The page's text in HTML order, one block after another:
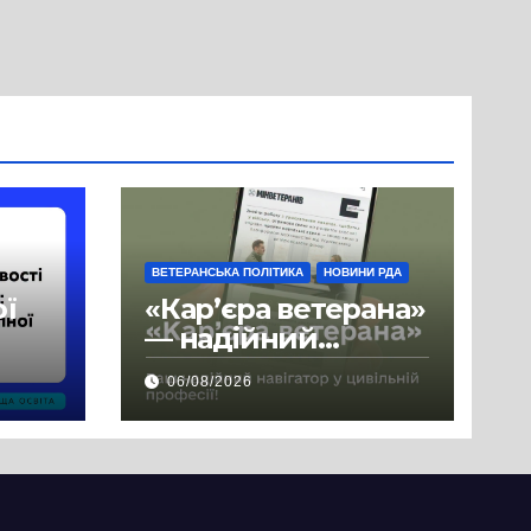
ВЕТЕРАНСЬКА ПОЛІТИКА НОВИНИ РДА
«Кар’єра ветерана»
— надійний
навігатор у
цивільній професії
06/08/2026